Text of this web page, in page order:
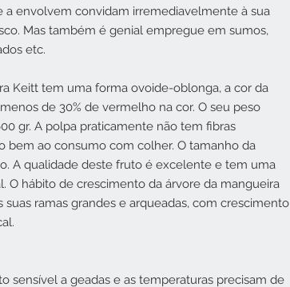
a envolvem convidam irremediavelmente à sua
Mas também é genial empregue em sumos,
etc.
Keitt tem uma forma ovoide-oblonga, a cor da
de 30% de vermelho na cor. O seu peso
gr. A polpa praticamente não tem fibras
bem ao consumo com colher. O tamanho da
A qualidade deste fruto é excelente e tem uma
O hábito de crescimento da árvore da mangueira
suas ramas grandes e arqueadas, com crescimento
sensível a geadas e as temperaturas precisam de